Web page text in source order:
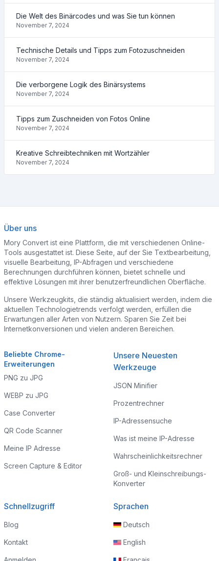
Die Welt des Binärcodes und was Sie tun können
November 7, 2024
Technische Details und Tipps zum Fotozuschneiden
November 7, 2024
Die verborgene Logik des Binärsystems
November 7, 2024
Tipps zum Zuschneiden von Fotos Online
November 7, 2024
Kreative Schreibtechniken mit Wortzähler
November 7, 2024
Über uns
Mory Convert ist eine Plattform, die mit verschiedenen Online-
Tools ausgestattet ist. Diese Seite, auf der Sie Textbearbeitung,
visuelle Bearbeitung, IP-Abfragen und verschiedene
Berechnungen durchführen können, bietet schnelle und
effektive Lösungen mit ihrer benutzerfreundlichen Oberfläche.
Unsere Werkzeugkits, die ständig aktualisiert werden, indem die
aktuellen Technologietrends verfolgt werden, erfüllen die
Erwartungen aller Arten von Nutzern. Sparen Sie Zeit bei
Internetkonversionen und vielen anderen Bereichen.
Beliebte Chrome-
Erweiterungen
PNG zu JPG
WEBP zu JPG
Case Converter
QR Code Scanner
Meine IP Adresse
Screen Capture & Editor
Unsere Neuesten
Werkzeuge
JSON Minifier
Prozentrechner
IP-Adressensuche
Was ist meine IP-Adresse
Wahrscheinlichkeitsrechner
Groß- und Kleinschreibungs-
Konverter
Schnellzugriff
Blog
Kontakt
Sprachen
Deutsch
English